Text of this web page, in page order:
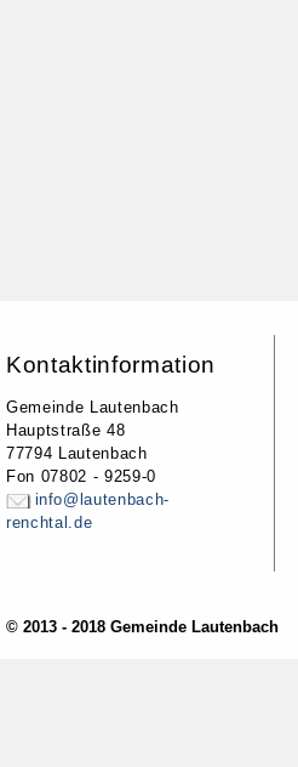
Kontaktinformation
Gemeinde Lautenbach
Hauptstraße 48
77794 Lautenbach
Fon 07802 - 9259-0
info@lautenbach-
renchtal.de
© 2013 - 2018 Gemeinde Lautenbach